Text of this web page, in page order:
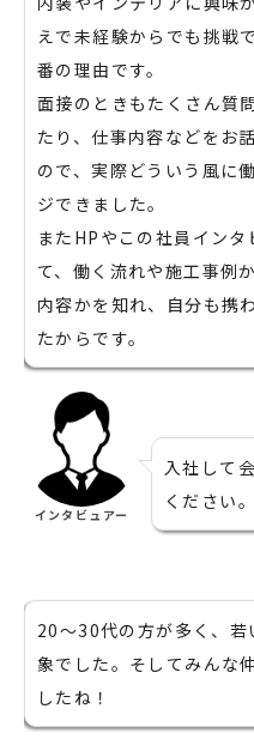
えで未経験からでも挑戦
番の理由です。
面接のときもたくさん質
たり、仕事内容などをお
ので、実際どういう風に
ジできました。
またHPやこの社員インタ
て、働く流れや施工事例
内容かを知れ、自分も携
たからです。
インタビュアー
入社して
ください。
20～30代の方が多く、若
象でした。そしてみんな
したね！